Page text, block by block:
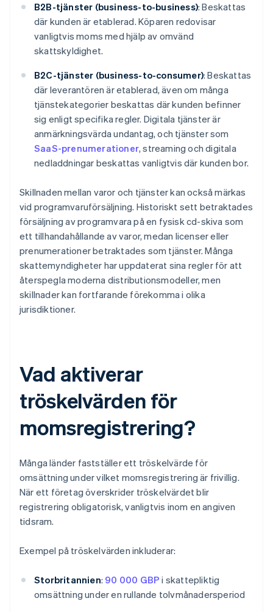
B2B-tjänster (business-to-business): Beskattas
där kunden är etablerad. Köparen redovisar
vanligtvis moms med hjälp av omvänd
skattskyldighet.
B2C-tjänster (business-to-consumer): Beskattas
där leverantören är etablerad, även om många
tjänstekategorier beskattas där kunden befinner
sig enligt specifika regler. Digitala tjänster är
anmärkningsvärda undantag, och tjänster som
SaaS-prenumerationer, streaming och digitala
nedladdningar beskattas vanligtvis där kunden bor.
Skillnaden mellan varor och tjänster kan också märkas
vid programvaruförsäljning. Historiskt sett betraktades
försäljning av programvara på en fysisk cd-skiva som
ett tillhandahållande av varor, medan licenser eller
prenumerationer betraktades som tjänster. Många
skattemyndigheter har uppdaterat sina regler för att
återspegla moderna distributionsmodeller, men
skillnader kan fortfarande förekomma i olika
jurisdiktioner.
Vad aktiverar
tröskelvärden för
momsregistrering?
Många länder fastställer ett tröskelvärde för
omsättning under vilket momsregistrering är frivillig.
När ett företag överskrider tröskelvärdet blir
registrering obligatorisk, vanligtvis inom en angiven
tidsram.
Exempel på tröskelvärden inkluderar:
Storbritannien: 90 000 GBP i skattepliktig
omsättning under en rullande tolvmånadersperiod